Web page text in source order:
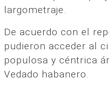
largometraje.
De acuerdo con el
pudieron acceder al
populosa y céntrica
Vedado habanero.